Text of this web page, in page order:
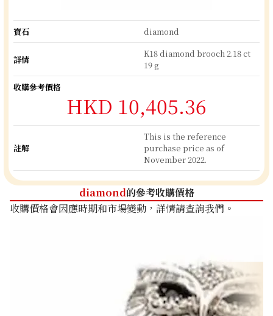
寶石 diamond
詳情
K18 diamond brooch 2.18 ct
19 g
收購參考價格
HKD 10,405.36
註解
This is the reference
purchase price as of
November 2022.
diamond的參考收購價格
收購價格會因應時期和市場變動，詳情請查詢我們。